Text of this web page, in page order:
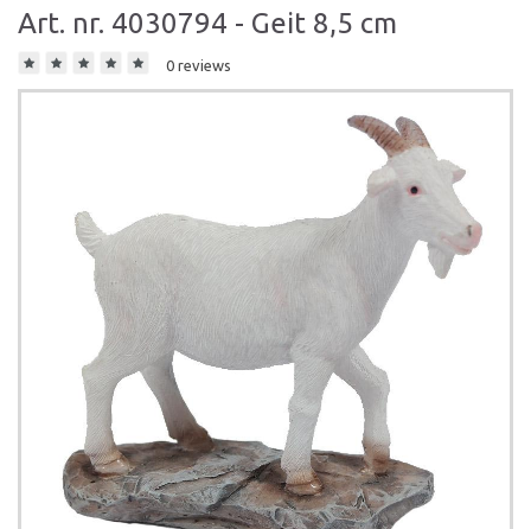
Art. nr. 4030794 - Geit 8,5 cm
0 reviews